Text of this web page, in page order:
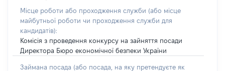
Місце роботи або проходження служби (або місце
майбутньої роботи чи проходження служби для
кандидатів):
Комісія з проведення конкурсу на зайняття посади
Директора Бюро економічної безпеки України
Займана посада (або посада, на яку претендуєте як